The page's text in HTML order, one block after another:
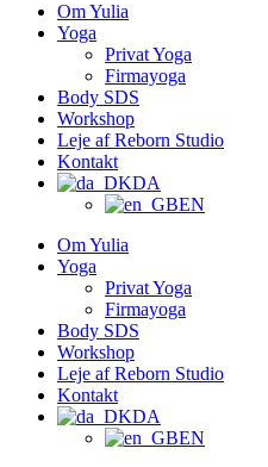
Om Yulia
Yoga
Privat Yoga
Firmayoga
Body SDS
Workshop
Leje af Reborn Studio
Kontakt
DA
EN
Om Yulia
Yoga
Privat Yoga
Firmayoga
Body SDS
Workshop
Leje af Reborn Studio
Kontakt
DA
EN